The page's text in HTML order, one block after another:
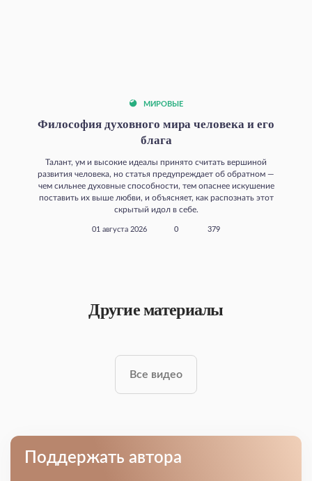
МИРОВЫЕ
Философия духовного мира человека и его
блага
Талант, ум и высокие идеалы принято считать вершиной
развития человека, но статья предупреждает об обратном —
чем сильнее духовные способности, тем опаснее искушение
поставить их выше любви, и объясняет, как распознать этот
скрытый идол в себе.
01 августа 2026 0 379
Другие материалы
Все видео
Поддержать автора